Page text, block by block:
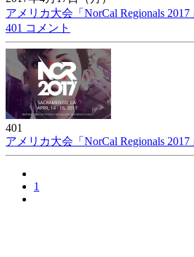
アメリカ大会「NorCal Regionals 2017
401 コメント
401
アメリカ大会「NorCal Regionals 2017
1